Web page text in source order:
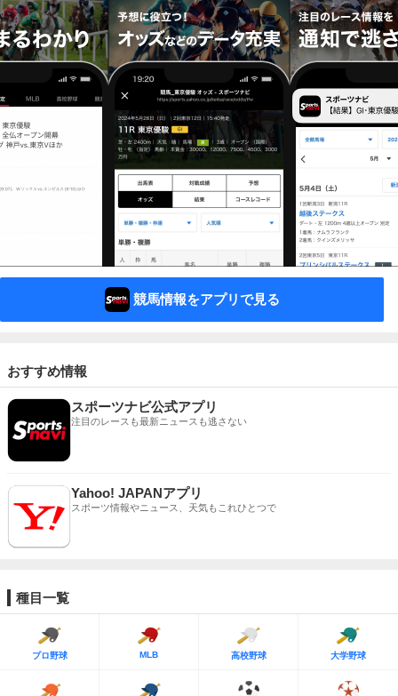
競馬情報をアプリで見る
おすすめ情報
スポーツナビ公式アプリ
注目のレースも最新ニュースも逃さない
Yahoo! JAPANアプリ
スポーツ情報やニュース、天気もこれひとつで
種目一覧
プロ野球 MLB 高校野球 大学野球